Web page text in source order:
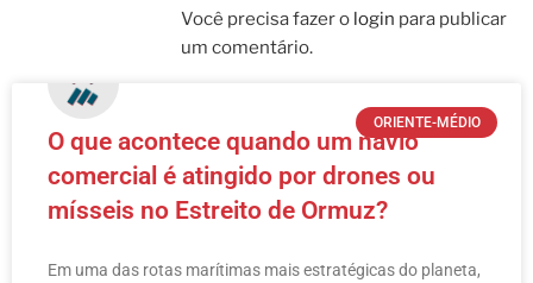
Você precisa fazer o login para publicar
um comentário.
ORIENTE-MÉDIO
O que acontece quando um navio
comercial é atingido por drones ou
mísseis no Estreito de Ormuz?
Em uma das rotas marítimas mais estratégicas do planeta,